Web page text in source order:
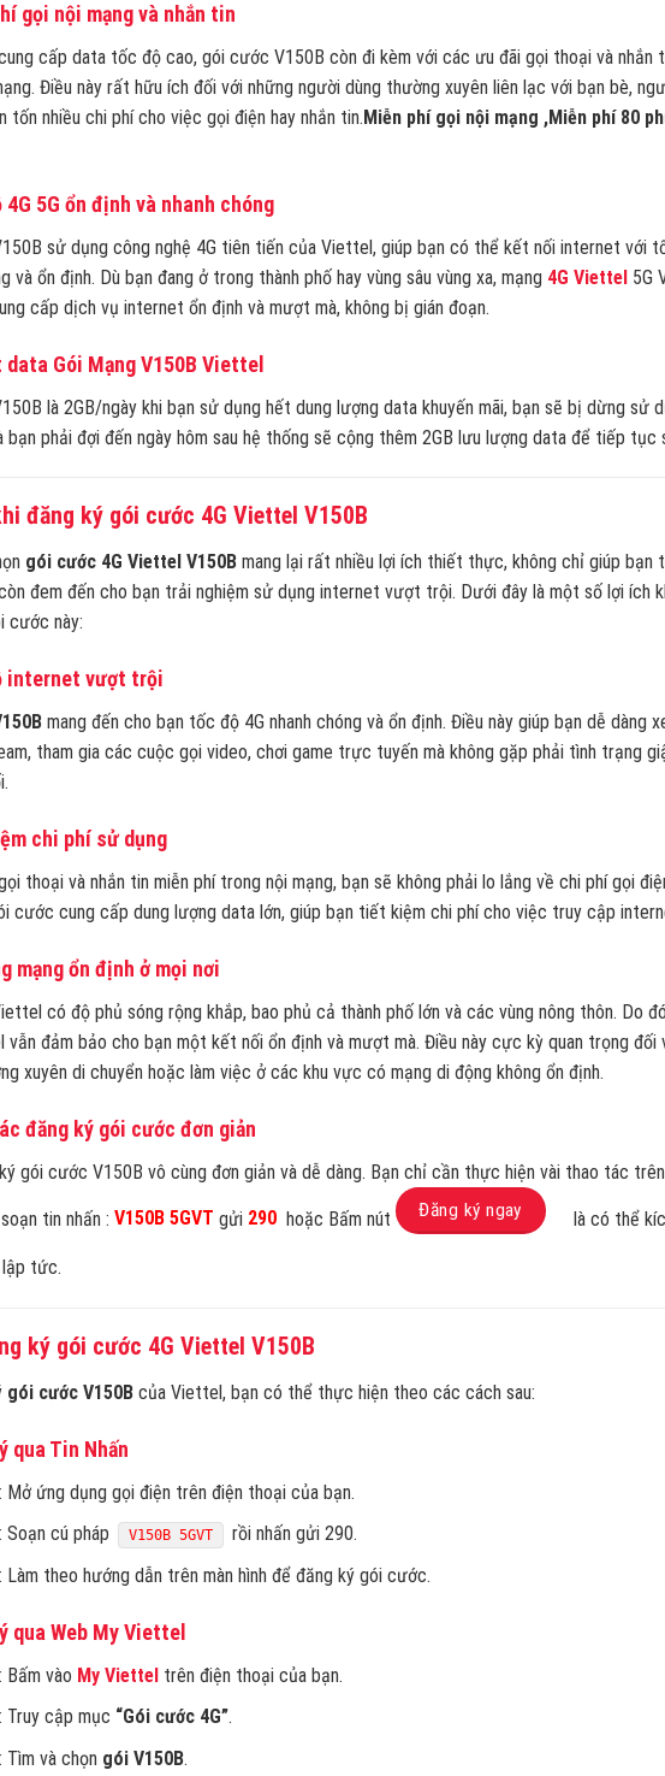
gọi nội mạng và nhắn tin
cấp data tốc độ cao, gói cước V150B còn đi kèm với các ưu đãi gọi thoại và nhắn
Điều này rất hữu ích đối với những người dùng thường xuyên liên lạc với bạn bè,
tốn nhiều chi phí cho việc gọi điện hay nhắn tin.Miễn phí gọi nội mạng ,Miễn phí 80
4G 5G ổn định và nhanh chóng
sử dụng công nghệ 4G tiên tiến của Viettel, giúp bạn có thể kết nối internet với
và ổn định. Dù bạn đang ở trong thành phố hay vùng sâu vùng xa, mạng 4G Viettel5G
cấp dịch vụ internet ổn định và mượt mà, không bị gián đoạn.
data Gói Mạng V150B Viettel
là 2GB/ngày khi bạn sử dụng hết dung lượng data khuyến mãi, bạn sẽ bị dừng sử
bạn phải đợi đến ngày hôm sau hệ thống sẽ cộng thêm 2GB lưu lượng data để tiếp tục
đăng ký gói cước 4G Viettel V150B
gói cước 4G Viettel V150Bmang lại rất nhiều lợi ích thiết thực, không chỉ giúp bạn
đem đến cho bạn trải nghiệm sử dụng internet vượt trội. Dưới đây là một số lợi ích
cước này:
internet vượt trội
mang đến cho bạn tốc độ 4G nhanh chóng và ổn định. Điều này giúp bạn dễ dàng
tham gia các cuộc gọi video, chơi game trực tuyến mà không gặp phải tình trạng
chi phí sử dụng
thoại và nhắn tin miễn phí trong nội mạng, bạn sẽ không phải lo lắng về chi phí gọi
cước cung cấp dung lượng data lớn, giúp bạn tiết kiệm chi phí cho việc truy cập
mạng ổn định ở mọi nơi
có độ phủ sóng rộng khắp, bao phủ cả thành phố lớn và các vùng nông thôn. Do
vẫn đảm bảo cho bạn một kết nối ổn định và mượt mà. Điều này cực kỳ quan trọng đối
xuyên di chuyển hoặc làm việc ở các khu vực có mạng di động không ổn định.
đăng ký gói cước đơn giản
gói cước V150B vô cùng đơn giản và dễ dàng. Bạn chỉ cần thực hiện vài thao tác
tin nhấn : V150B 5GVT gửi 290 hoặc Bấm nút Đăng ký ngay là có thể
tức.
ký gói cước 4G Viettel V150B
gói cước V150Bcủa Viettel, bạn có thể thực hiện theo các cách sau:
qua Tin Nhấn
Mở ứng dụng gọi điện trên điện thoại của bạn.
Soạn cú pháp
V150B 5GVT
rồi nhấn gửi 290.
Làm theo hướng dẫn trên màn hình để đăng ký gói cước.
qua WebMy Viettel
Bấm vào My Vietteltrên điện thoại của bạn.
Truy cập mục “Gói cước 4G”.
Tìm và chọn gói V150B.